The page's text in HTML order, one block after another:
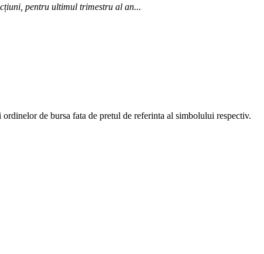
pentru ultimul trimestru al an...
de bursa fata de pretul de referinta al simbolului respectiv.